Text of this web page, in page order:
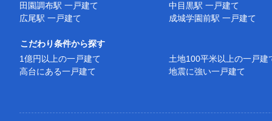
田園調布駅 一戸建て
中目黒駅 一戸建て
広尾駅 一戸建て
成城学園前駅 一戸建て
こだわり条件から探す
1億円以上の一戸建て
土地100平米以上の一戸建
高台にある一戸建て
地震に強い一戸建て